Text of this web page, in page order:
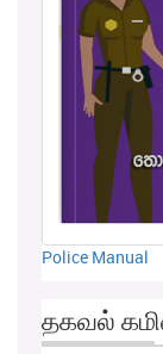
Police Manual
தகவல்